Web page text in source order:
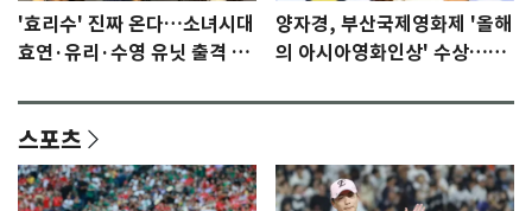
'효리수' 진짜 온다…소녀시대
효연·유리·수영 유닛 출격 [N
양자경, 부산국제영화제 '올해
의 아시아영화인상' 수상…15
스포츠